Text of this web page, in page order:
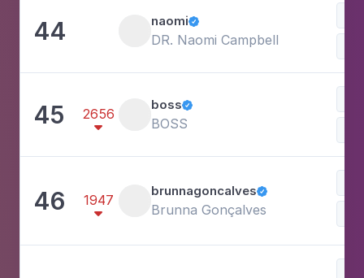
44 naomi
DR. Naomi Campbell
45 2656

boss
BOSS
46 1947

brunnagoncalves
Brunna Gonçalves